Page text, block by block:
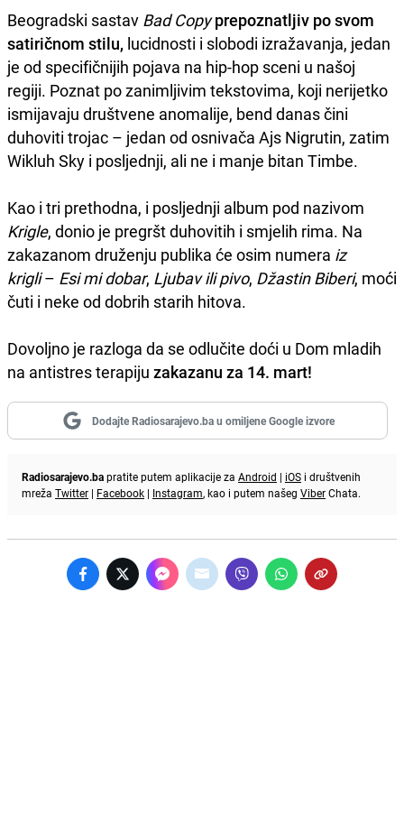
Beogradski sastav Bad Copy prepoznatljiv po svom
satiričnom stilu, lucidnosti i slobodi izražavanja, jedan
je od specifičnijih pojava na hip-hop sceni u našoj
regiji. Poznat po zanimljivim tekstovima, koji nerijetko
ismijavaju društvene anomalije, bend danas čini
duhoviti trojac – jedan od osnivača Ajs Nigrutin, zatim
Wikluh Sky i posljednji, ali ne i manje bitan Timbe.
Kao i tri prethodna, i posljednji album pod nazivom
Krigle, donio je pregršt duhovitih i smjelih rima. Na
zakazanom druženju publika će osim numera iz
krigli– Esi mi dobar, Ljubav ili pivo, Džastin Biberi, moći
čuti i neke od dobrih starih hitova.
Dovoljno je razloga da se odlučite doći u Dom mladih
na antistres terapiju zakazanu za 14. mart!
Dodajte Radiosarajevo.ba u omiljene Google izvore
Radiosarajevo.bapratite putem aplikacije za Android | iOS i društvenih
mreža Twitter | Facebook | Instagram, kao i putem našeg ViberChata.